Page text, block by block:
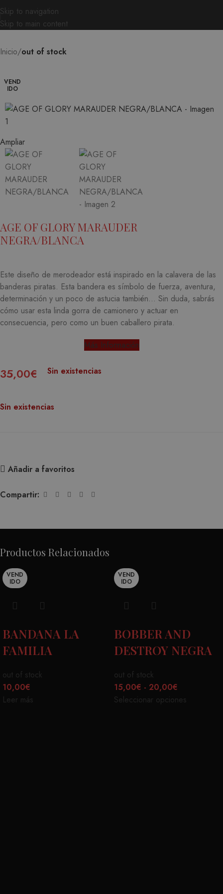
Skip to navigation
Skip to main content
Inicio out of stock
VEND
IDO
Ampliar
AGE OF GLORY MARAUDER
NEGRA/BLANCA
Este diseño de merodeador está inspirado en la calavera de las
banderas piratas. Esta bandera es símbolo de fuerza, aventura,
determinación y un poco de astucia también… Sin duda, sabrás
cómo usar esta linda gorra de camionero y actuar en
consecuencia, pero como un buen caballero pirata.
Más Información
35,00€ Sin existencias
Sin existencias
Añadir a favoritos
Compartir:
Productos Relacionados
VEND
IDO
BANDANA LA
FAMILIA
out of stock
10,00€
Leer más
VEND
IDO
BOBBER AND
DESTROY NEGRA
out of stock
15,00€ - 20,00€
Seleccionar opciones